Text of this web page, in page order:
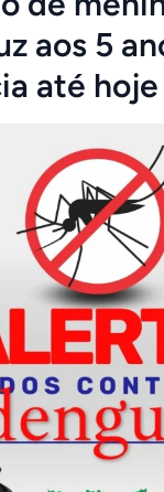
aos 5
até hoje